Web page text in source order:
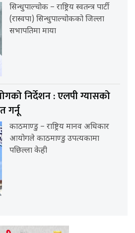
सिन्धुपाल्चोक – राष्ट्रिय स्वतन्त्र पार्टी
(रास्वपा) सिन्धुपाल्चोकको जिल्ला
सभापतिमा माया
निर्देशन : एलपी ग्यासको
गर्नू
काठमाण्डु – राष्ट्रिय मानव अधिकार
आयोगले काठमाण्डु उपत्यकामा
पछिल्ला केही